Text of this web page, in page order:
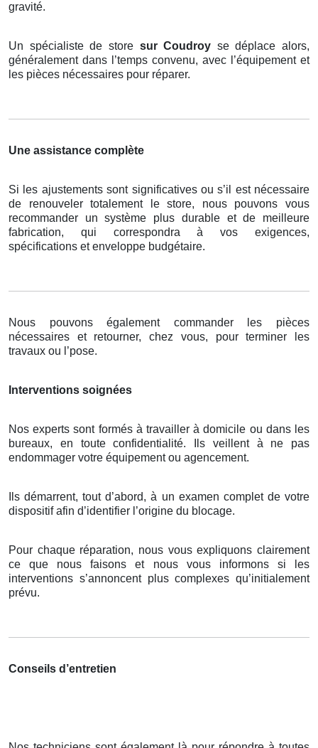
gravité.
Un spécialiste de store sur Coudroy se déplace alors,
généralement dans l’temps convenu, avec l’équipement et
les pièces nécessaires pour réparer.
Une assistance complète
Si les ajustements sont significatives ou s’il est nécessaire
de renouveler totalement le store, nous pouvons vous
recommander un système plus durable et de meilleure
fabrication, qui correspondra à vos exigences,
spécifications et enveloppe budgétaire.
Nous pouvons également commander les pièces
nécessaires et retourner, chez vous, pour terminer les
travaux ou l’pose.
Interventions soignées
Nos experts sont formés à travailler à domicile ou dans les
bureaux, en toute confidentialité. Ils veillent à ne pas
endommager votre équipement ou agencement.
Ils démarrent, tout d’abord, à un examen complet de votre
dispositif afin d’identifier l’origine du blocage.
Pour chaque réparation, nous vous expliquons clairement
ce que nous faisons et nous vous informons si les
interventions s’annoncent plus complexes qu’initialement
prévu.
Conseils d’entretien